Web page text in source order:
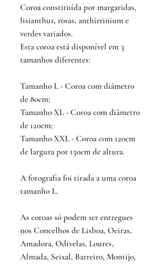
Coroa constituída por margaridas,
lisianthus, rosas, anthirrinium e
verdes variados.
Esta coroa está disponível em 3
tamanhos diferentes:
Tamanho L - Coroa com diâmetro
de 80cm;
Tamanho XL - Coroa com diâmetro
de 120cm;
Tamanho XXL - Coroa com 120cm
de largura por 150cm de altura.
A fotografia foi tirada a uma coroa
tamanho L.
As coroas só podem ser entregues
nos Concelhos de Lisboa, Oeiras,
Amadora, Odivelas, Loures,
Almada, Seixal, Barreiro, Montijo,